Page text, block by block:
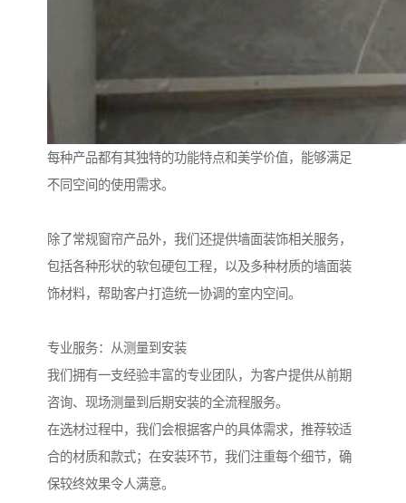
每种产品都有其独特的功能特点和美学价值，能够满足
不同空间的使用需求。
除了常规窗帘产品外，我们还提供墙面装饰相关服务，
包括各种形状的软包硬包工程，以及多种材质的墙面装
饰材料，帮助客户打造统一协调的室内空间。
专业服务：从测量到安装
我们拥有一支经验丰富的专业团队，为客户提供从前期
咨询、现场测量到后期安装的全流程服务。
在选材过程中，我们会根据客户的具体需求，推荐较适
合的材质和款式；在安装环节，我们注重每个细节，确
保较终效果令人满意。